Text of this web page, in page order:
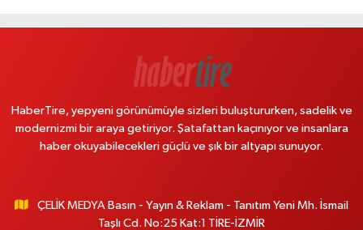
HaberTire, yepyeni görünümüyle sizleri buluştururken, sadelik ve
modernizmi bir araya getiriyor. Şatafattan kaçınıyor ve insanlara
haber okuyabilecekleri güçlü ve şık bir altyapı sunuyor.
ÇELİK MEDYA Basın - Yayın & Reklam - Tanıtım Yeni Mh. İsmail
Taşlı Cd. No:25 Kat:1 TİRE-İZMİR